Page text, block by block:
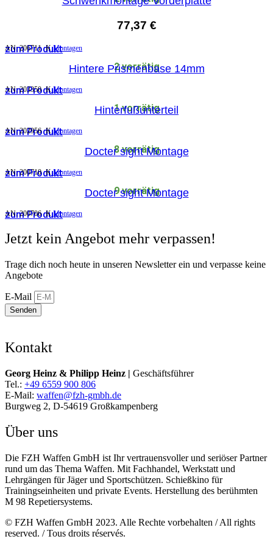
77,37 €
zum Produkt
AN:206711 K Montagen
2 vorrätig
Hintere Prismenbase 14mm
zum Produkt
AN:203350 K Montagen
1 vorrätig
Hinterfußunterteil
zum Produkt
AN:202956 K Montagen
8 vorrätig
Docter sight Montage
zum Produkt
AN:200710 K Montagen
9 vorrätig
Docter sight Montage
zum Produkt
AN:200706 K Montagen
Jetzt kein Angebot mehr verpassen!
Trage dich noch heute in unseren Newsletter ein und verpasse keine
Angebote
E-Mail
Senden
Kontakt
Georg Heinz & Philipp Heinz | Geschäftsführer
Tel.: +49 6559 900 806
E-Mail: waffen@fzh-gmbh.de
Burgweg 2, D-54619 Großkampenberg
Über uns
Die FZH Waffen GmbH ist Ihr vertrauensvoller und seriöser Partner
rund um das Thema Waffen. Mit Fachhandel, Werkstatt und
Lehrgängen für Jäger und Sportschützen. Schießkino für
Trainingseinheiten und private Events. Herstellung des berühmten
M 98 Repetiersystems.
© FZH Waffen GmbH 2023. Alle Rechte vorbehalten / All rights
reserved. / Tous droits réservés.